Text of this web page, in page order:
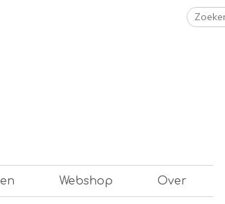
Zoeken
naar:
Webshop Over